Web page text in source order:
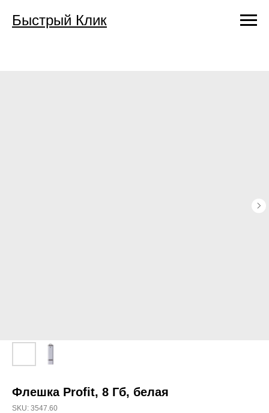
Быстрый Клик
Флешка Profit, 8 Гб, белая
SKU: 3547.60